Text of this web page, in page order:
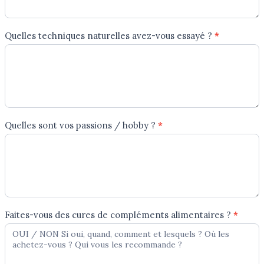
Quelles techniques naturelles avez-vous essayé ? *
Quelles sont vos passions / hobby ? *
Faites-vous des cures de compléments alimentaires ? *